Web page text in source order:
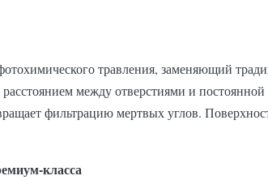
травления, заменяющий
между отверстиями и
фильтрацию мертвых углов.
класса